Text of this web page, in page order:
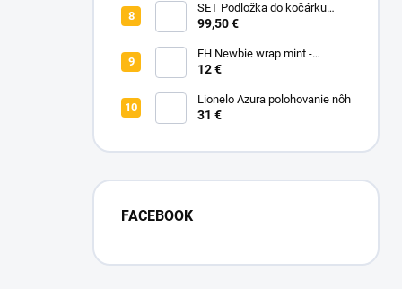
copánková - Dark Grey
SET Podložka do kočárku
prodloužená - Animals +
copánková - Mustard
99,50 €
EH Newbie wrap mint -
novorodenecké vrchné
12 €
Lionelo Azura polohovanie nôh
31 €
FACEBOOK